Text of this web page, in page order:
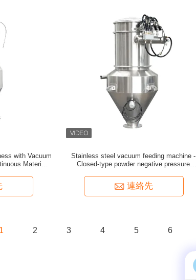
with Vacuum
Material
Stainless steel vacuum feeding machine -
Closed-type powder negative pressure
system
連絡先
1 2 3 4 5 6